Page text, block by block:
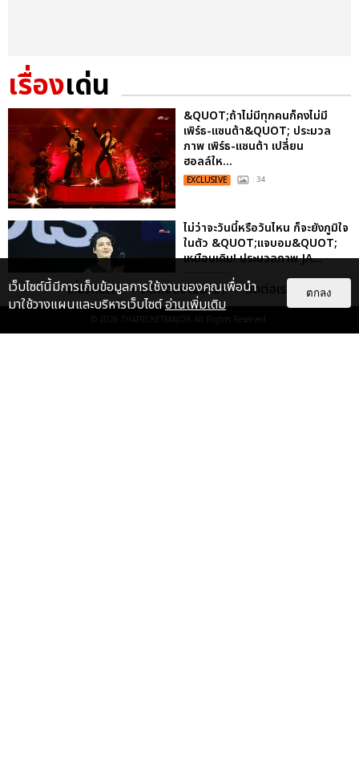
เรื่องเด่น
&QUOT;ถ้าไม่มีทุกคนก็คงไม่มี
เพิร์ธ-แซนต้า&QUOT; ประมวล
ภาพ เพิร์ธ-แซนต้า เปลี่ยน
ฮอลล์ให...
EXCLUSIVE : 34
ไม่ว่าจะวันนี้หรือวันไหน ก็จะยังภูมิใจ
ในตัว &QUOT;แจบอม&QUOT;
เหมือนเดิม! ประมวลภาพ JA...
เกี่ยวกับเรา ติดต่อลงโฆษณา ติดต่อเรา
© 2026 THAITICKETMAJOR All Rights Reserved.
เว็บไซต์นี้มีการเก็บข้อมูลการใช้งานของคุณเพื่อนำ
มาใช้วางแผนและบริหารเว็บไซต์อ่านเพิ่มเติม
ตกลง